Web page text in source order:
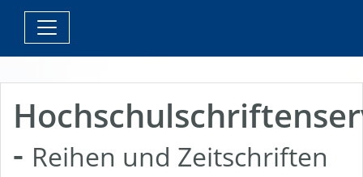
- Reihen und Zeitschriften